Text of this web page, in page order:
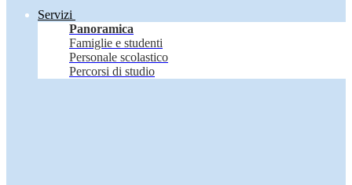
Servizi
Panoramica
Famiglie e studenti
Personale scolastico
Percorsi di studio